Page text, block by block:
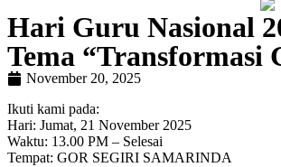
Hari Guru Nasional
Tema “Transformasi
November 20, 2025
Ikuti kami pada:
Hari: Jumat, 21 November 2025
Waktu: 13.00 PM – Selesai
Tempat: GOR SEGIRI SAMARINDA